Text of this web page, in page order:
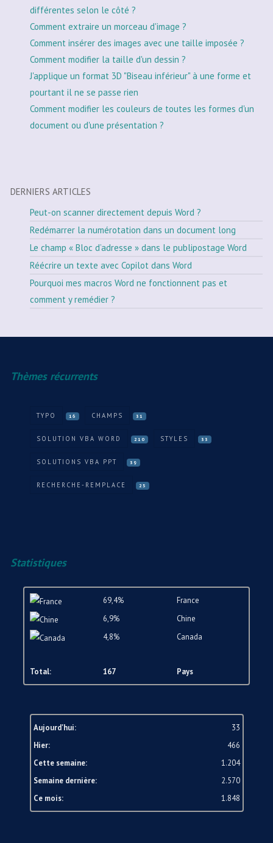
différentes selon le côté ?
Comment extraire un morceau d'image ?
Comment insérer des images avec une taille imposée ?
Comment modifier la taille d'un dessin ?
J'applique un format 3D "Biseau inférieur" à une forme et
pourtant il ne se passe rien
Comment modifier les couleurs de toutes les formes d'un
document ou d'une présentation ?
DERNIERS ARTICLES
Peut-on scanner directement depuis Word ?
Redémarrer la numérotation dans un document long
Le champ « Bloc d’adresse » dans le publipostage Word
Réécrire un texte avec Copilot dans Word
Pourquoi mes macros Word ne fonctionnent pas et
comment y remédier ?
Thèmes récurrents
TYPO 16 CHAMPS 31
SOLUTION VBA WORD 210 STYLES 33
SOLUTIONS VBA PPT 39
RECHERCHE-REMPLACE 25
Statistiques
69,4%
France
6,9%
Chine
4,8%
Canada
Total: 167 Pays
Aujourd'hui:
33
Hier:
466
Cette semaine:
1.204
Semaine dernière:
2.570
Ce mois:
1.848